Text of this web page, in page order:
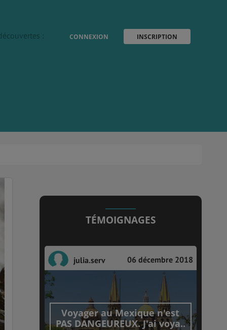
CONNEXION INSCRIPTION
:
TÉMOIGNAGES
julia.serv 06 décembre 2018
Voyager au Mexique n'est
PAS DANGEUREUX. J'ai voya..